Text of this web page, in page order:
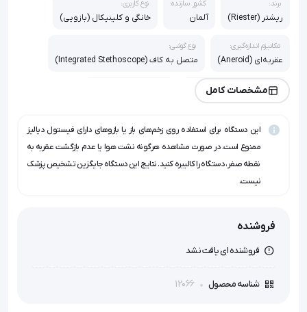
برند:
ریشتر (Riester)
کشور سازنده:
آلمان
نوع کاربری:
خانگی و کلینیکال (بازویی)
مکانیزم اندازه‌گیری:
عقربه‌ای (Aneroid)
نوع گوشی:
متصل به کاف (Integrated Stethoscope)
دقت اندازه‌گیری:
±3 میلی‌متر جیوه (mmHg)
جنس دیافراگم:
مس-بریلیوم (Tempered Copper-Beryllium)
مشخصات کامل
این دستگاه برای استفاده روی زخم‌های باز یا بازوهای دارای فیستول دیالیز
ممنوع است. در صورت مشاهده هرگونه نشت هوا یا عدم بازگشت عقربه به
نقطه صفر، دستگاه را کالیبره کنید. نتایج این دستگاه جایگزین تشخیص پزشک
نیست.
فروشنده
فروشنده ای یافت نشد
شناسه محصول 12066